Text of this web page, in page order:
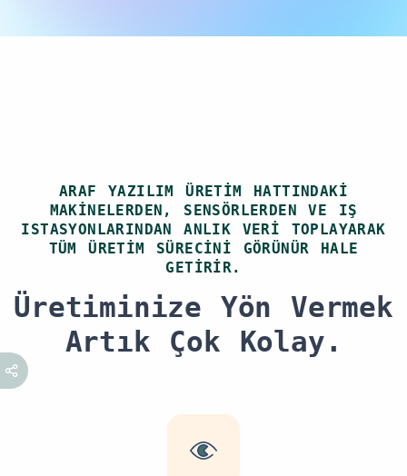
ARAF YAZILIM ÜRETIM HATTINDAKI
MAKINELERDEN, SENSÖRLERDEN VE IŞ
ISTASYONLARINDAN ANLIK VERI TOPLAYARAK
TÜM ÜRETIM SÜRECINI GÖRÜNÜR HALE
GETIRIR.
Üretiminize Yön Vermek
Artık Çok Kolay.